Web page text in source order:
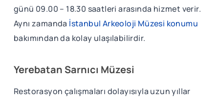
günü 09.00 – 18.30 saatleri arasında hizmet verir.
Aynı zamanda İstanbul Arkeoloji Müzesi konumu
bakımından da kolay ulaşılabilirdir.
Yerebatan Sarnıcı Müzesi
Restorasyon çalışmaları dolayısıyla uzun yıllar